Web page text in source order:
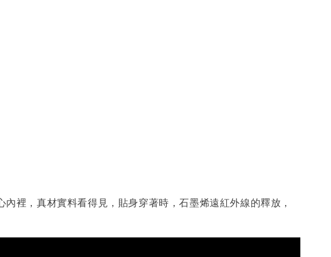
裡，真材實料看得見，貼身穿著時，石墨烯遠紅外線的釋放，